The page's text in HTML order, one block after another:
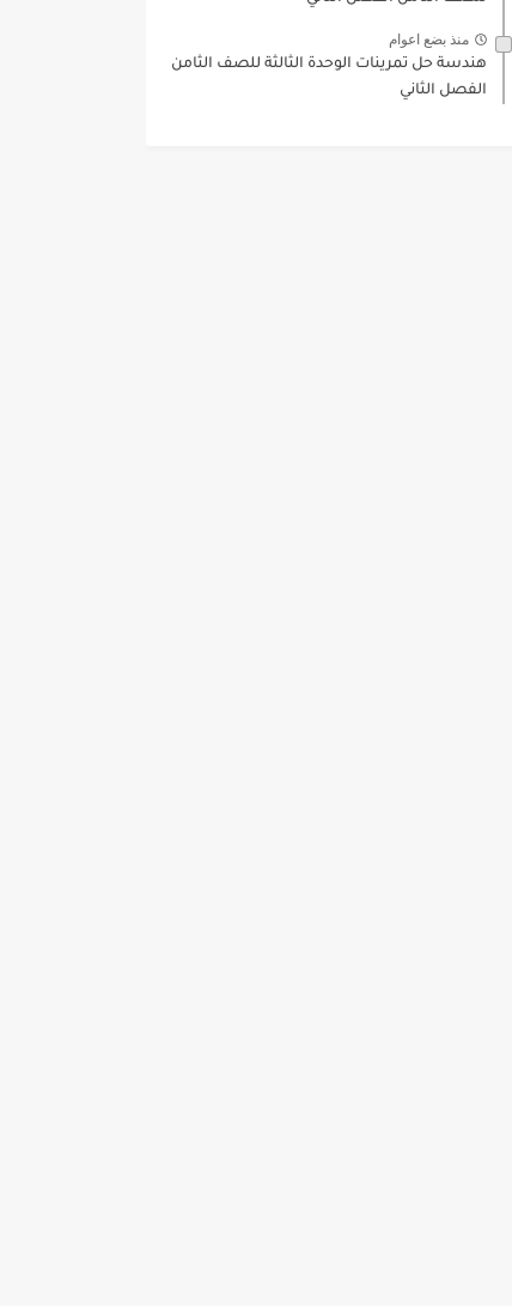
منذ بضع اعوام
هندسة حل تمرينات الوحدة الثالثة للصف الثامن
الفصل الثاني